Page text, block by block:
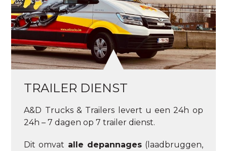
TRAILER DIENST
A&D Trucks & Trailers levert u een 24h op
24h – 7 dagen op 7 trailer dienst.
Dit omvat alle depannages(laadbruggen,